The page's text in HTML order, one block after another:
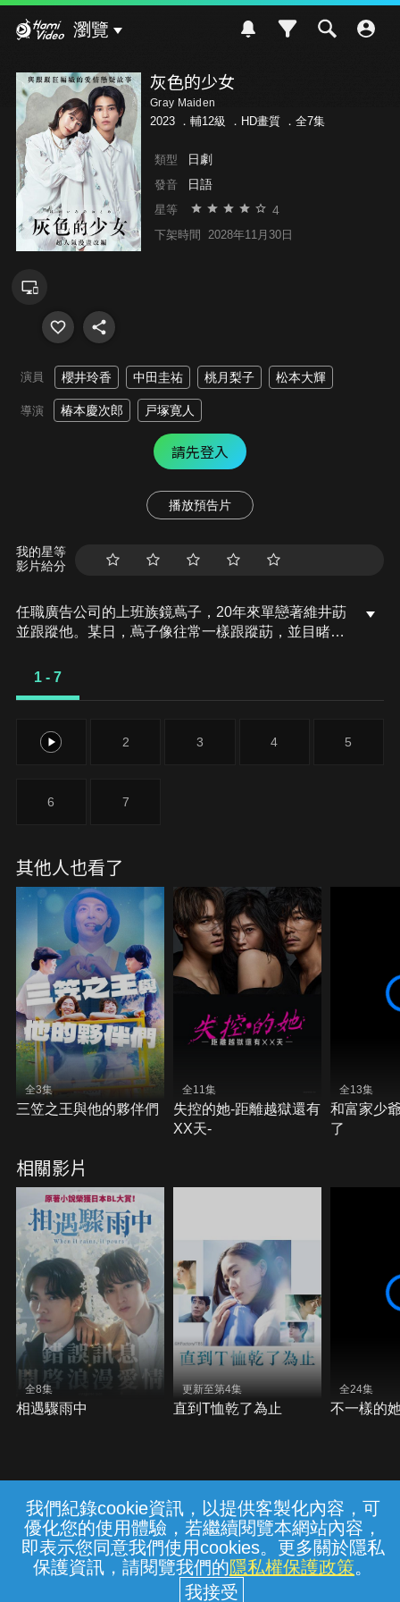
我們紀錄cookie資訊，以提供客製化內容，可
優化您的使用體驗，若繼續閱覽本網站內容，
即表示您同意我們使用cookies。更多關於隱私
保護資訊，請閱覽我們的隱私權保護政策。
瀏覽
灰色的少女
Gray Maiden
2023 ． 輔12級 ．HD畫質 ．全7集
類型 日劇
發音 日語
星等 4
下架時間 2028年11月30日
演員 櫻井玲香 中田圭祐 桃月梨子 松本大輝
導演 椿本慶次郎 戸塚寛人
請先登入
播放預告片
我的星等
影片給分
任職廣告公司的上班族鏡蔦子，20年來單戀著維井莇
並跟蹤他。某日，蔦子像往常一樣跟蹤莇，並目睹他
們是戀人，從而實現長久以來的心願。之後為了圓
1 - 7
1 2 3 4 5
6 7
其他人也看了
全3集
三笠之王與他的夥伴們
全11集
失控的她-距離越獄還有
XX天-
全13集
和富家少
了
相關影片
全8集
相遇驟雨中
更新至第4集
直到T恤乾了為止
全24集
不一樣的
常見問題 線上客服 服務條款 隱私權保護
中華電信股份有限公司個人家庭分公司
(統一編號：96979949) © 2026
{{notifyMsg}}